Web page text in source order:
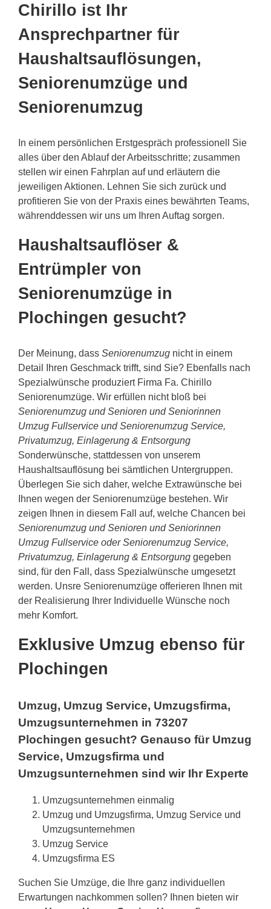
Chirillo ist Ihr
Ansprechpartner für
Haushaltsauflösungen,
Seniorenumzüge und
Seniorenumzug
In einem persönlichen Erstgespräch professionell Sie
alles über den Ablauf der Arbeitsschritte; zusammen
stellen wir einen Fahrplan auf und erläutern die
jeweiligen Aktionen. Lehnen Sie sich zurück und
profitieren Sie von der Praxis eines bewährten Teams,
währenddessen wir uns um Ihren Auftag sorgen.
Haushaltsauflöser &
Entrümpler von
Seniorenumzüge in
Plochingen gesucht?
Der Meinung, dass Seniorenumzug nicht in einem
Detail Ihren Geschmack trifft, sind Sie? Ebenfalls nach
Spezialwünsche produziert Firma Fa. Chirillo
Seniorenumzüge. Wir erfüllen nicht bloß bei
Seniorenumzug und Senioren und Seniorinnen
Umzug Fullservice und Seniorenumzug Service,
Privatumzug, Einlagerung & Entsorgung
Sonderwünsche, stattdessen von unserem
Haushaltsauflösung bei sämtlichen Untergruppen.
Überlegen Sie sich daher, welche Extrawünsche bei
Ihnen wegen der Seniorenumzüge bestehen. Wir
zeigen Ihnen in diesem Fall auf, welche Chancen bei
Seniorenumzug und Senioren und Seniorinnen
Umzug Fullservice oder Seniorenumzug Service,
Privatumzug, Einlagerung & Entsorgung gegeben
sind, für den Fall, dass Spezialwünsche umgesetzt
werden. Unsre Seniorenumzüge offerieren Ihnen mit
der Realisierung Ihrer Individuelle Wünsche noch
mehr Komfort.
Exklusive Umzug ebenso für
Plochingen
Umzug, Umzug Service, Umzugsfirma,
Umzugsunternehmen in 73207
Plochingen gesucht? Genauso für Umzug
Service, Umzugsfirma und
Umzugsunternehmen sind wir Ihr Experte
Umzugsunternehmen einmalig
Umzug und Umzugsfirma, Umzug Service und
Umzugsunternehmen
Umzug Service
Umzugsfirma ES
Suchen Sie Umzüge, die Ihre ganz individuellen
Erwartungen nachkommen sollen? Ihnen bieten wir